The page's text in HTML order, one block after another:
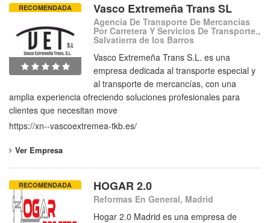
RECOMENDADA Vasco Extremeña Trans SL
Agencia De Transporte De Mercancias
Por Carretera Y Servicios De Transporte.,
Salvatierra de los Barros
Vasco Extremeña Trans S.L. es una
empresa dedicada al transporte especial y
al transporte de mercancías, con una
amplia experiencia ofreciendo soluciones profesionales para
clientes que necesitan move
https://xn--vascoextremea-tkb.es/
Ver Empresa
RECOMENDADA HOGAR 2.0
Reformas En General, Madrid
Hogar 2.0 Madrid es una empresa de